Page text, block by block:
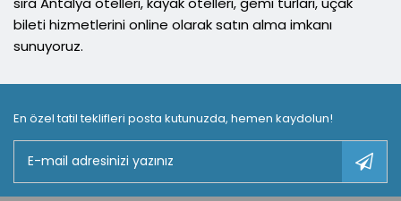
bileti hizmetlerini online olarak satın alma imkanı
sunuyoruz.
En özel tatil teklifleri posta kutunuzda, hemen kaydolun!